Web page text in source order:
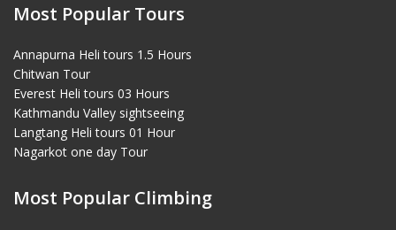
Most Popular Tours
Annapurna Heli tours 1.5 Hours
Chitwan Tour
Everest Heli tours 03 Hours
Kathmandu Valley sightseeing
Langtang Heli tours 01 Hour
Nagarkot one day Tour
Most Popular Climbing